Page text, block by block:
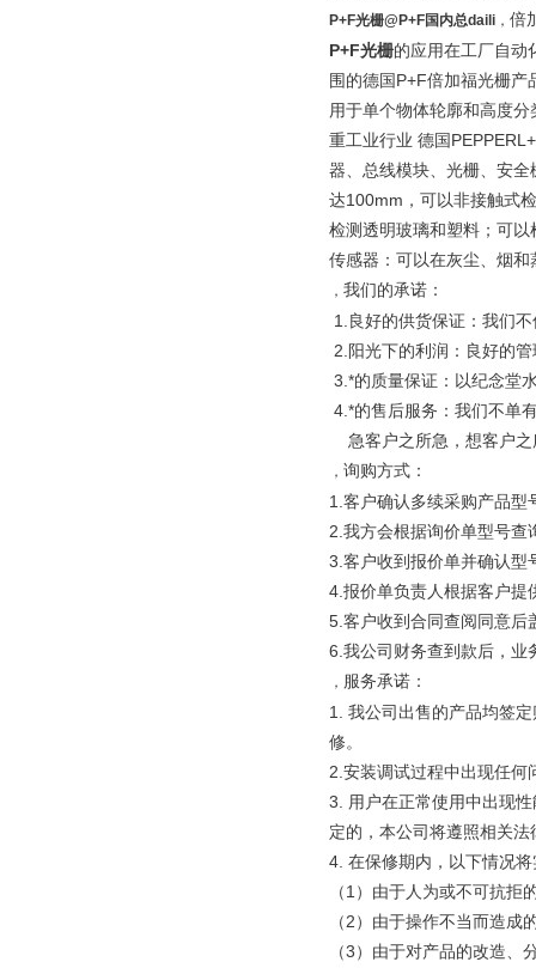
P+F光栅@P+F国内总daili ， 倍
P+F光栅的应用在工厂自动
围的德国P+F倍加福光栅
用于单个物体轮廓和高度
重工业行业 德国
器、总线模块、光栅、安
达100mm，可以非接触式
检测透明玻璃和塑料；可
传感器：可以在灰尘、烟
， 我们的承诺：
1.良好的供货保证：我们
2.阳光下的利润：良好的
3.*的质量保证：以纪念
4.*的售后服务：我们不单
急客户之所急，想客户之
， 询购方式：
1.客户确认多续采购产品型
2.我方会根据询价单型号查
3.客户收到报价单并确认型
4.报价单负责人根据客户提
5.客户收到合同查阅同意后
6.我公司财务查到款后，业
， 服务承诺：
1. 我公司出售的产品均签
修。
2.安装调试过程中出现任何
3. 用户在正常使用中出现
定的，本公司将遵照相关法
4. 在保修期内，以下情况
（1）由于人为或不可抗拒
（2）由于操作不当而造成
（3）由于对产品的改造、